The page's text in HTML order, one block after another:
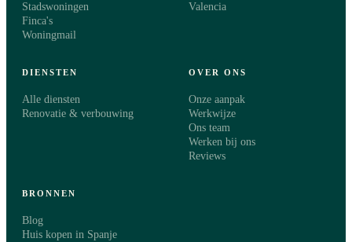
Stadswoningen
Finca's
Woningmail
Valencia
DIENSTEN
Alle diensten
Renovatie & verbouwing
OVER ONS
Onze aanpak
Werkwijze
Ons team
Werken bij ons
Reviews
BRONNEN
Blog
Huis kopen in Spanje